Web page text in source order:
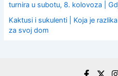
turnira u subotu, 8. kolovoza |
Kaktusi i sukulenti | Koja je
za svoj dom